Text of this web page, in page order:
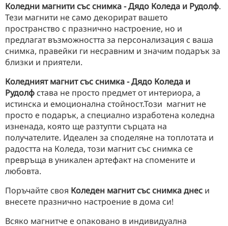
Коледни магнити със снимка - Дядо Коледа и Рудолф.
Тези магнити не само декорират вашето
пространство с празнично настроение, но и
предлагат възможността за персонализация с ваша
снимка, правейки ги несравним и значим подарък за
близки и приятели.
Коледният магнит със снимка - Дядо Коледа и
Рудолфстава не просто предмет от интериора, а
истинска и емоционална стойност.Този магнит не
просто е подарък, а специално изработена коледна
изненада, която ще разтупти сърцата на
получателите. Идеален за споделяне на топлотата и
радостта на Коледа, този магнит със снимка се
превръща в уникален артефакт на спомените и
любовта.
Поръчайте своя Коледен магнит със снимка днес и
внесете празнично настроение в дома си!
Всяко магнитче е опаковано в индивидуална